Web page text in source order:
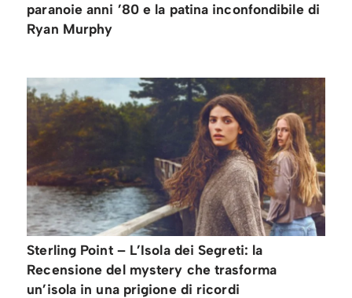
paranoie anni ’80 e la patina inconfondibile di
Ryan Murphy
Sterling Point – L’Isola dei Segreti: la
Recensione del mystery che trasforma
un’isola in una prigione di ricordi